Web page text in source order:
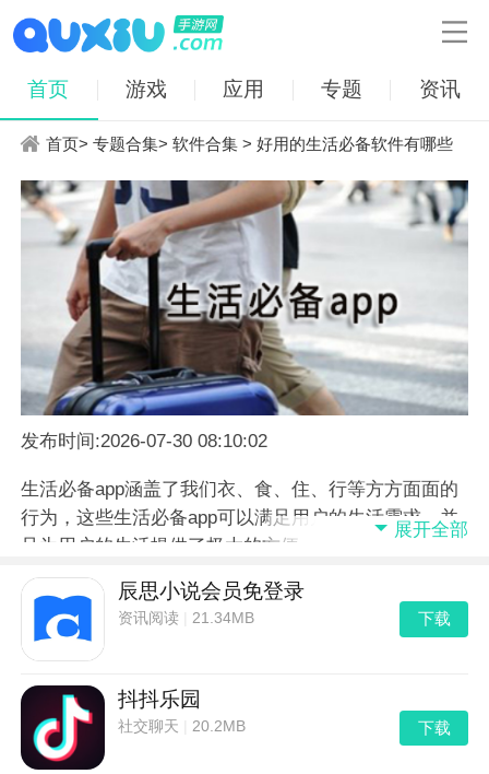

首页 游戏 应用 专题 资讯
首页>专题合集>软件合集 > 好用的生活必备软件有哪些
发布时间:2026-07-30 08:10:02
生活必备app涵盖了我们衣、食、住、行等方方面面的
行为，这些生活必备app可以满足用户的生活需求，并
且为用户的生活提供了极大的方便。那么生活必备app
有哪些呢？这里小编推荐一些常用的生活app，快来看
看有没有适合你的app吧!
展开全部
辰思小说会员免登录
资讯阅读 |21.34MB 下载
抖抖乐园
社交聊天 |20.2MB 下载